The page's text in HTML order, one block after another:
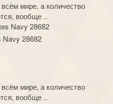
мире, а количество
вообще ..
Navy 28682
мире, а количество
вообще ..